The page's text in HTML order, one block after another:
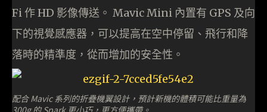
Fi 作 HD 影像傳送。 Mavic Mini 內置有 GPS 及向
下的視覺感應器，可以提高在空中停留、飛行和降
落時的精準度，從而增加的安全性。
配合 Mavic 系列的折疊機翼設計，預計新機的體積可能比重量為